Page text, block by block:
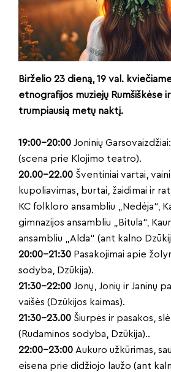
Birželio 23 dieną, 19 val.
etnografijos muziejų Rumšiškėse
trumpiausią metų naktį.
19:00–20:00 Joninių
(scena prie Klojimo teatro).
20.00–22.00 Šventiniai vartai,
kupoliavimas, burtai, žaidimai ir
KC folkloro ansambliu „Nedėja“,
gimnazijos ansambliu „Bitula“,
ansambliu „Alda“ (ant kalno
20:00–21:30 Pasakojimai apie
sodyba, Dzūkija).
21:30–22:00 Jonų, Jonių ir Janinų
vaišės (Dzūkijos kaimas).
21:30–23.00 Šiurpės ir pasakos,
(Rudaminos sodyba, Dzūkija)..
22:00–23:00 Aukuro užkūrimas,
eisena prie didžiojo laužo (ant